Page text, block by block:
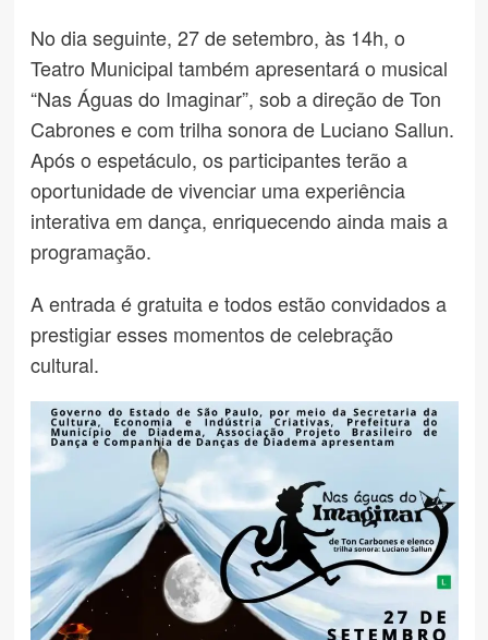
No dia seguinte, 27 de setembro, às 14h, o
Teatro Municipal também apresentará o musical
“Nas Águas do Imaginar”, sob a direção de Ton
Cabrones e com trilha sonora de Luciano Sallun.
Após o espetáculo, os participantes terão a
oportunidade de vivenciar uma experiência
interativa em dança, enriquecendo ainda mais a
programação.
A entrada é gratuita e todos estão convidados a
prestigiar esses momentos de celebração
cultural.